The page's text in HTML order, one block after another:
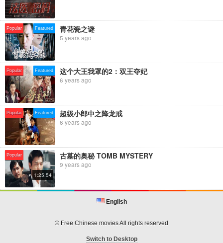
更多精彩电影总有一部是你喜欢！
☞魔幻科幻电影 :http://bit.ly/2G2H6nA
☞古装武侠电影 :http://bit.ly/38pwviy
☞奇幻冒险电影 :http://bit.ly/38ossDs
☞悬疑犯罪警匪电影 :http://bit.ly/3amN3tH
☞动作电影 :http://bit.ly/2TE8gJB
☞喜剧搞笑电影 :http://bit.ly/2G8Ctsm
☞惊悚恐怖电影 :http://bit.ly/2ty3DpL
☞爱情浪漫电影 :http://bit.ly/2G8eSI0
Popular Featured 青花瓷之谜
5 years ago
Popular Featured 这个大王我罩的2：双王夺妃
6 years ago
Popular Featured 超级小郎中之降龙戒
6 years ago
Popular
1:25:54
古墓的奥秘 TOMB MYSTERY
9 years ago
English
© Free Chinese movies All rights reserved
Switch to Desktop